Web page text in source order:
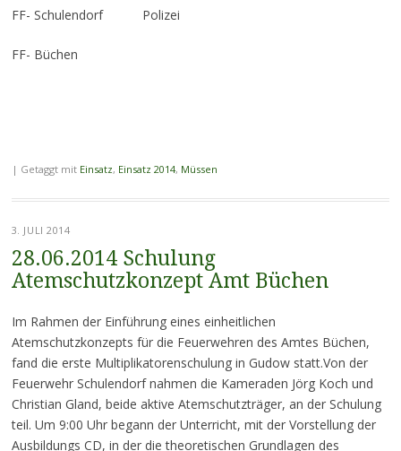
FF- Schulendorf Polizei
FF- Büchen
| Getaggt mit Einsatz, Einsatz 2014, Müssen
3. JULI 2014
28.06.2014 Schulung
Atemschutzkonzept Amt Büchen
Im Rahmen der Einführung eines einheitlichen
Atemschutzkonzepts für die Feuerwehren des Amtes Büchen,
fand die erste Multiplikatorenschulung in Gudow statt.Von der
Feuerwehr Schulendorf nahmen die Kameraden Jörg Koch und
Christian Gland, beide aktive Atemschutzträger, an der Schulung
teil. Um 9:00 Uhr begann der Unterricht, mit der Vorstellung der
Ausbildungs CD, in der die theoretischen Grundlagen des